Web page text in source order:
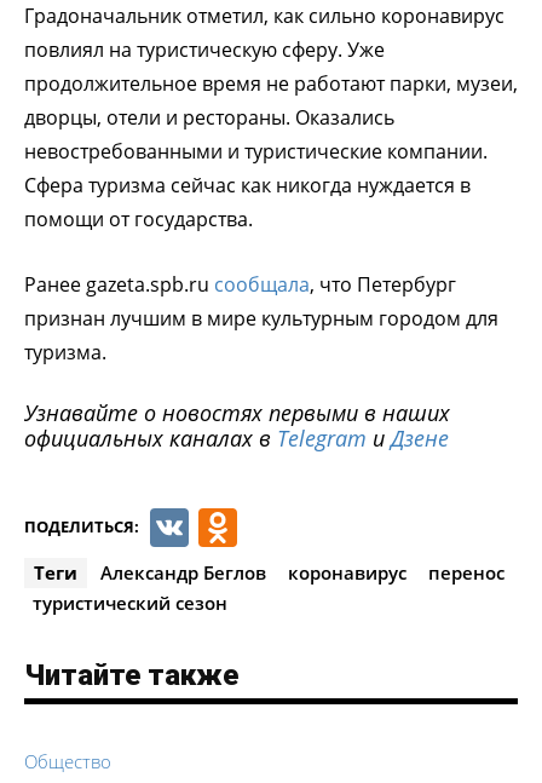
Градоначальник отметил, как сильно коронавирус
повлиял на туристическую сферу. Уже
продолжительное время не работают парки, музеи,
дворцы, отели и рестораны. Оказались
невостребованными и туристические компании.
Сфера туризма сейчас как никогда нуждается в
помощи от государства.
Ранее gazeta.spb.ru сообщала, что Петербург
признан лучшим в мире культурным городом для
туризма.
Узнавайте о новостях первыми в наших
официальных каналах в Telegram иДзене
ПОДЕЛИТЬСЯ: VK
Теги Александр Беглов коронавирус
перенос
туристический сезон
Читайте также
Общество